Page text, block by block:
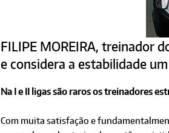
FILIPE MOREIRA, treinador
e considera a estabilidade
Na I e II ligas são raros os treinadores
Com muita satisfação e